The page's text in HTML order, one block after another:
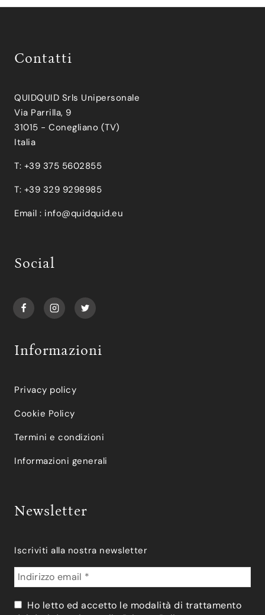
Contatti
QUIDQUID Srls Unipersonale
Via Parrilla, 9
31015 - Conegliano (TV)
Italia
T: +39 375 5602855
T: +39 329 9298985
Email : info@quidquid.eu
Social
Informazioni
Privacy policy
Cookie Policy
Termini e condizioni
Informazioni generali
Newsletter
Iscriviti alla nostra newsletter
Ho letto ed accetto le modalità di trattamento